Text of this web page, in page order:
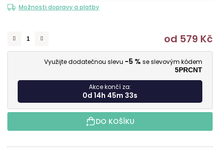
Možnosti dopravy a platby
od 579 Kč
Využijte dodatečnou slevu -5 % se slevovým kódem
5PRCNT
Akce končí za:
0d 14h 45m 31s
DO KOŠÍKU